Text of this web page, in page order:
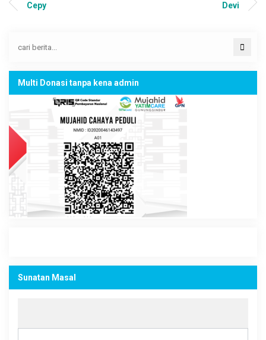
Cepy Devi
Multi Donasi tanpa kena admin
Sunatan Masal